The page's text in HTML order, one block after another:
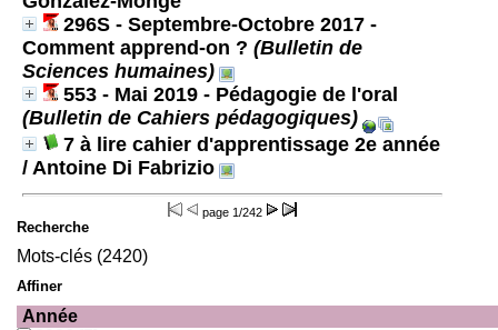
296S - Septembre-Octobre 2017 -
Comment apprend-on ? (Bulletin de
Sciences humaines)
553 - Mai 2019 - Pédagogie de l'oral
(Bulletin de Cahiers pédagogiques)
7 à lire cahier d'apprentissage 2e année
/ Antoine Di Fabrizio
page 1/242
Recherche
Mots-clés (2420)
Affiner
Année